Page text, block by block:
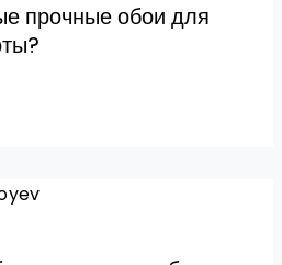
прочные обои для